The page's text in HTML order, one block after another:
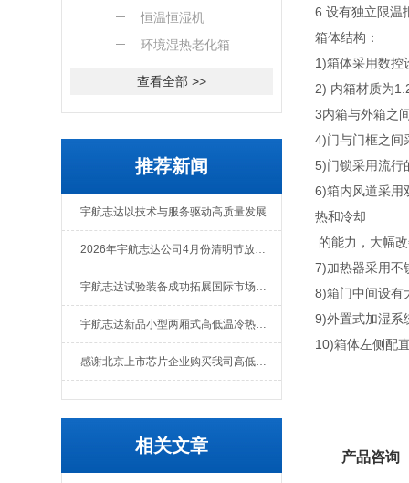
恒温恒湿机
环境湿热老化箱
查看全部 >>
推荐新闻
宇航志达以技术与服务驱动高质量发展
2026年宇航志达公司4月份清明节放假通知
宇航志达试验装备成功拓展国际市场出口肯尼亚
宇航志达新品小型两厢式高低温冷热冲击试验箱
感谢北京上市芯片企业购买我司高低温冲击热流仪
相关文章
6.设有独立限温
箱体结构：
1)箱体采用数控
2) 内箱材质为
3内箱与外箱之
4)门与门框之间
5)门锁采用流行
6)箱内风道采用
热和冷却
的能力，大幅
7)加热器采用不
8)箱门中间设有
9)外置式加湿系
10)箱体左侧配
产品咨询